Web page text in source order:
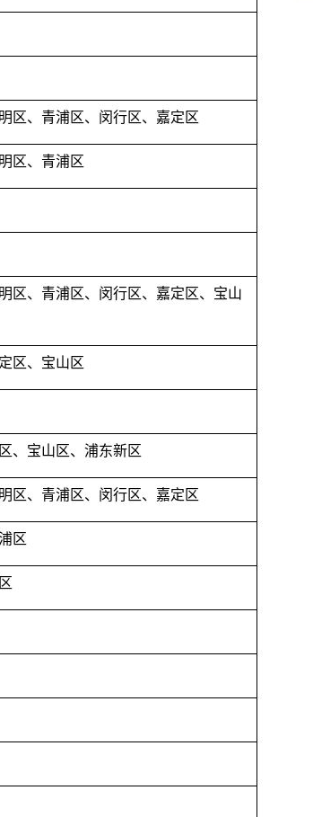
区、青浦区、闵行区、嘉定区
区、青浦区
区、青浦区、闵行区、嘉定区、宝山
区、宝山区
、宝山区、浦东新区
区、青浦区、闵行区、嘉定区
区